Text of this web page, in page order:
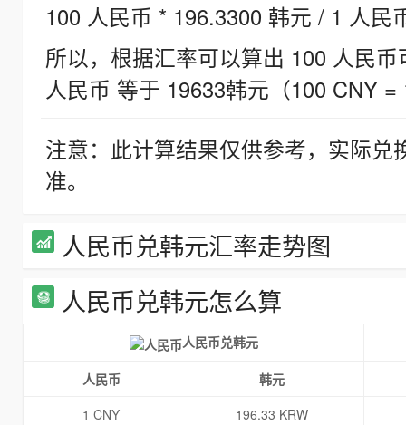
100 人民币 * 196.3300 韩元 / 1 人民
所以，根据汇率可以算出 100 人民
人民币 等于 19633韩元（100 CNY =
注意：此计算结果仅供参考，实际
准。
人民币兑韩元汇率走势图
人民币兑韩元怎么算
人民币兑韩元
人民币
韩元
1 CNY
196.33 KRW